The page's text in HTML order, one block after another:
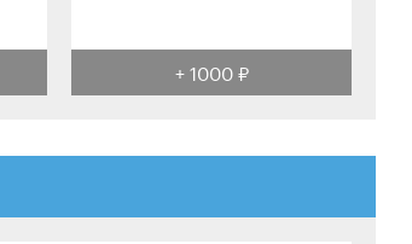
+ 1000 ₽